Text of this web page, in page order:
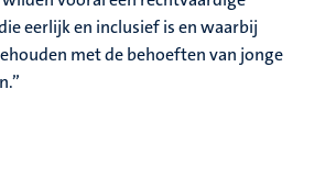
eerlijk en inclusief is en waarbij
met de behoeften van jonge